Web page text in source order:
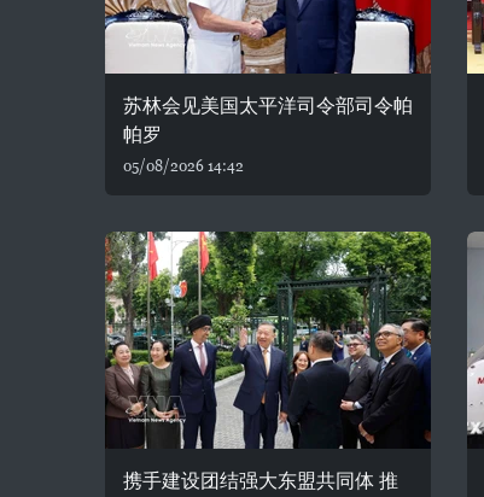
苏林会见美国太平洋司令部司令帕
帕罗
05/08/2026 14:42
携手建设团结强大东盟共同体 推